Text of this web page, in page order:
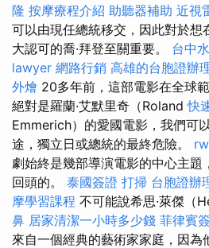
隆 按摩療程介紹 助聽器補助 近視
可以由現任總統移交，因此對於想
大認可的喬·拜登至關重要。 台中
lawyer 網路行銷 高雄的台胞證辦
外燴 20多年前，這部電影在全球
絕對是羅蘭·艾默里奇（Roland快
Emmerich）的愛國電影，我們可
途，獨立日或總統的最終危險。
劇始終是幾部導演電影的中心主題
回頭的。 泰國簽證 打掃 台胞證辦
摩學習課程 不可能說希思·萊傑（
鼻 居家清潔一小時多少錢 菲律賓
來自一個經典的藝術家家庭，因為